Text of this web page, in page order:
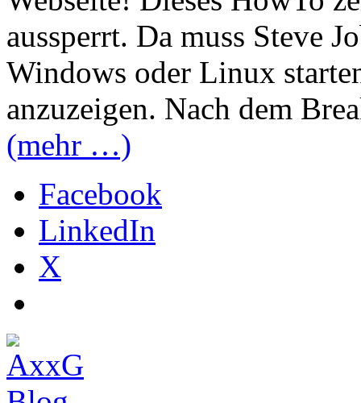
aussperrt. Da muss Steve
Windows oder Linux
anzuzeigen. Nach dem
(mehr …)
Facebook
LinkedIn
X